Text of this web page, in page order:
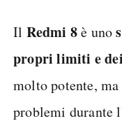
Il Redmi 8è uno
propri limiti e
molto potente,
problemi durante